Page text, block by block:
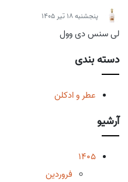
پنجشنبه 18 تیر 1405
لی سنس دی وول
دسته بندی
عطر و ادکلن
آرشیو
1405
فروردین